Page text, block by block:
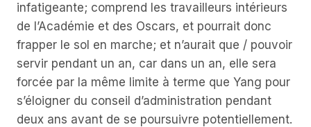
infatigeante; comprend les travailleurs intérieurs
de l’Académie et des Oscars, et pourrait donc
frapper le sol en marche; et n’aurait que / pouvoir
servir pendant un an, car dans un an, elle sera
forcée par la même limite à terme que Yang pour
s’éloigner du conseil d’administration pendant
deux ans avant de se poursuivre potentiellement.